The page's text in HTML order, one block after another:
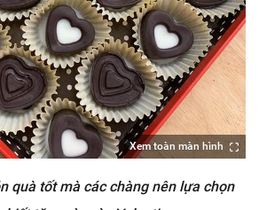
Xem toàn màn hình
quà tốt mà các chàng nên lựa chọn